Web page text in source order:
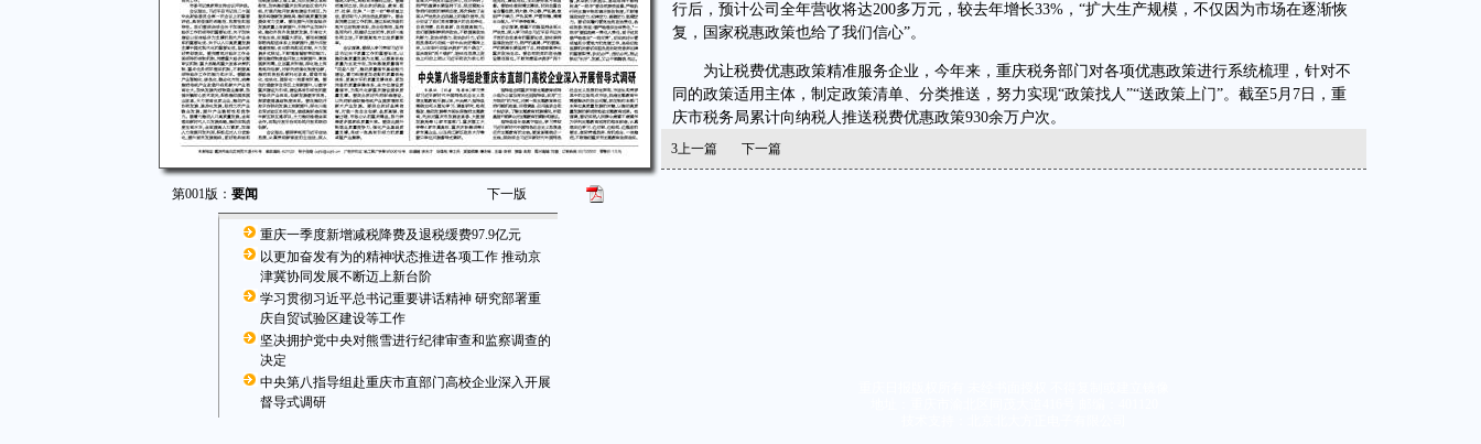
第001版： 要闻 下一版
重庆一季度新增减税降费及退税缓费97.9亿元
以更加奋发有为的精神状态推进各项工作 推动京
津冀协同发展不断迈上新台阶
学习贯彻习近平总书记重要讲话精神 研究部署重
庆自贸试验区建设等工作
坚决拥护党中央对熊雪进行纪律审查和监察调查的
决定
中央第八指导组赴重庆市直部门高校企业深入开展
督导式调研
行后，预计公司全年营收将达200多万元，较去年增长33%，“扩大生产规模，不仅因为市场在逐渐恢
复，国家税惠政策也给了我们信心”。
为让税费优惠政策精准服务企业，今年来，重庆税务部门对各项优惠政策进行系统梳理，针对不
同的政策适用主体，制定政策清单、分类推送，努力实现“政策找人”“送政策上门”。截至5月7日，重
庆市税务局累计向纳税人推送税费优惠政策930余万户次。
3上一篇 下一篇